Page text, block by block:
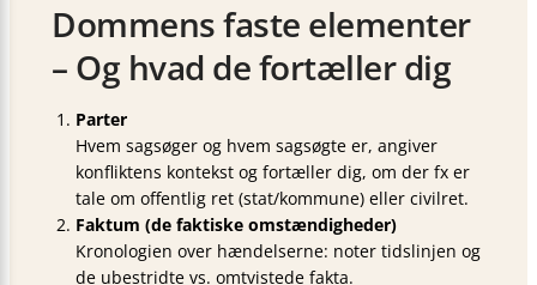
Dommens faste elementer
– Og hvad de fortæller dig
Parter
Hvem sagsøger og hvem sagsøgte er, angiver
konfliktens kontekst og fortæller dig, om der fx er
tale om offentlig ret (stat/kommune) eller civilret.
Faktum (de faktiske omstændigheder)
Kronologien over hændelserne: noter tidslinjen og
de ubestridte vs. omtvistede fakta.